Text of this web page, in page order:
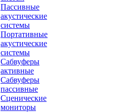
Пассивные
акустические
системы
Портативные
акустические
системы
Сабвуферы
активные
Сабвуферы
пассивные
Сценические
мониторы